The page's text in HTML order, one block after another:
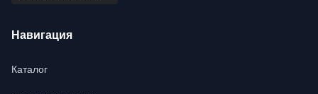
Навигация
Каталог